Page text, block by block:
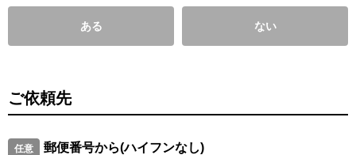
ある ない
ご依頼先
郵便番号から(ハイフンなし)